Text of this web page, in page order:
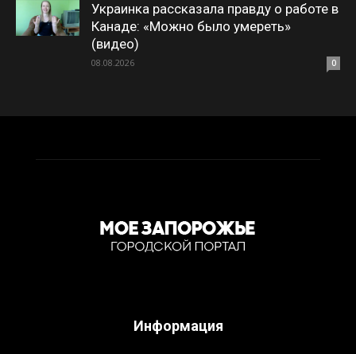
Украинка рассказала правду о работе в
Канаде: «Можно было умереть»
(видео)
08.08.2026 0
Информация